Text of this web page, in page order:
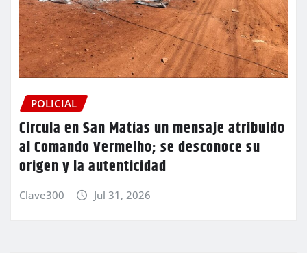
POLICIAL
Circula en San Matías un mensaje atribuido
al Comando Vermelho; se desconoce su
origen y la autenticidad
Clave300 Jul 31, 2026